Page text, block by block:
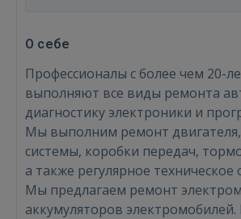
О себе
Профессионалы с более чем 20-
выполняют все виды ремонта
диагностику электроники и
Мы выполним ремонт
системы, коробки передач,
а также регулярное техническое
Мы предлагаем ремонт
аккумуляторов